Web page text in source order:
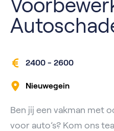
2400 - 2600
Nieuwegein
Ben jij een vakman met
voor auto’s? Kom ons